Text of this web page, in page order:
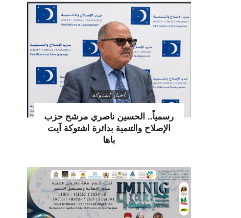
أخبار اشتوكة
رسمياً.. الحسين ناصري مرشح حزب
الإصلاح والتنمية بدائرة اشتوكة آيت
باها